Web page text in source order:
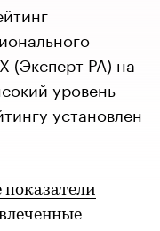
(Эксперт РА) на
уровень
установлен